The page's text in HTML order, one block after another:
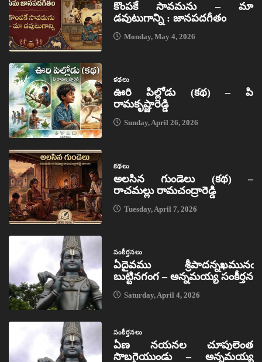
కొంపకే సావమను – మా
డవుటుగాన్ని : జానపదగీతం
Monday, May 4, 2026
కథలు
ఊరి పిల్లోడు (కథ) – పి
రామకృష్ణారెడ్డి
Sunday, April 26, 2026
కథలు
అలసిన గుండెలు (కథ) –
రాచమల్లు రామచంద్రారెడ్డి
Tuesday, April 7, 2026
సంకీర్తనలు
ఏదైవము శ్రీపాదన్నఖమునఁ
బుట్టినగంగ – అన్నమయ్య సంకీర్తన
Saturday, April 4, 2026
సంకీర్తనలు
ఏణ నయనల చూపులెంత
సొబగైయుండు – అన్నమయ్య